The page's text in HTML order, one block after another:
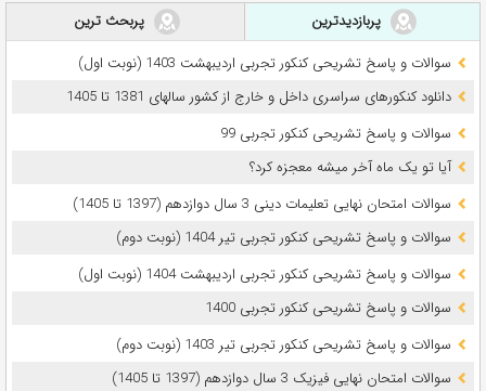
پربازدیدترین
پربحث ترین
سوالات و پاسخ تشریحی کنکور تجربی اردیبهشت 1403 (نوبت اول)
دانلود کنکورهای سراسری داخل و خارج از کشور سالهای 1381 تا 1405
سوالات و پاسخ تشریحی کنکور تجربی 99
آیا تو یک ماه آخر میشه معجزه کرد؟
سوالات امتحان نهایی تعلیمات دینی 3 سال دوازدهم (1397 تا 1405)
سوالات و پاسخ تشریحی کنکور تجربی تیر 1404 (نوبت دوم)
سوالات و پاسخ تشریحی کنکور تجربی اردیبهشت 1404 (نوبت اول)
سوالات و پاسخ تشریحی کنکور تجربی 1400
سوالات و پاسخ تشریحی کنکور تجربی تیر 1403 (نوبت دوم)
سوالات امتحان نهایی فیزیک 3 سال دوازدهم (1397 تا 1405)